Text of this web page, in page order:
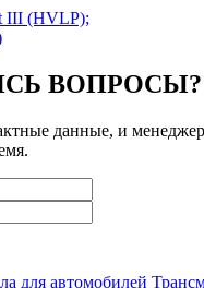
III (HVLP);
ВОПРОСЫ?
данные, и
для автомобилей